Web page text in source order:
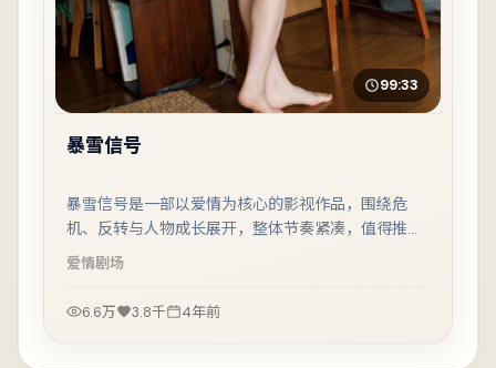
99:33
暴雪信号
暴雪信号是一部以爱情为核心的影视作品，围绕危
机、反转与人物成长展开，整体节奏紧凑，值得推荐
观看。
爱情剧场
6.6万 3.8千 4年前